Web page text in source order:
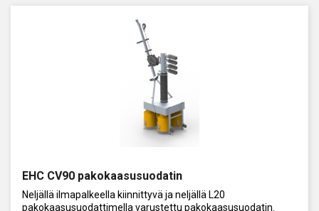
EHC CV90 pakokaasusuodatin
Neljällä ilmapalkeella kiinnittyvä ja neljällä L20
pakokaasusuodattimella varustettu pakokaasusuodatin.